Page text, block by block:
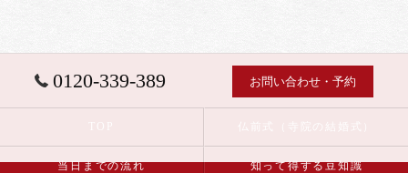
0120-339-389 お問い合わせ・予約
当日までの流れ 知って得する豆知識